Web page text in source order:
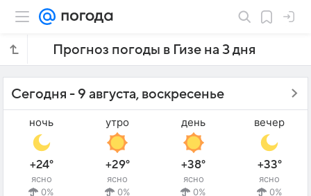
Прогноз погоды в Гизе на 3 дня
Сегодня - 9 августа, воскресенье
ночь
+24°
ясно
0%
утро
+29°
ясно
0%
день
+38°
ясно
0%
вечер
+33°
ясно
0%